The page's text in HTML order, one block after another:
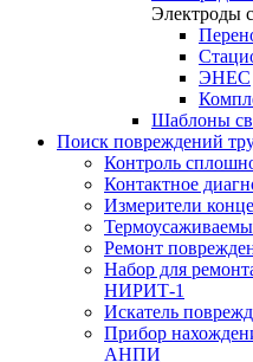
Электроды
ЭНЕС
Шаблоны
Поиск повреждений
Контроль
Контактное
Измерители
Ремонт
Набор для
НИРИТ-1
Искатель
Прибор
АНПИ